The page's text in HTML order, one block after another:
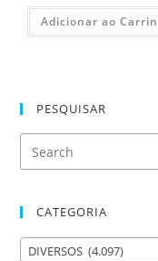
Adicionar ao
PESQUISAR
CATEGORIA
DIVERSOS (4.097)